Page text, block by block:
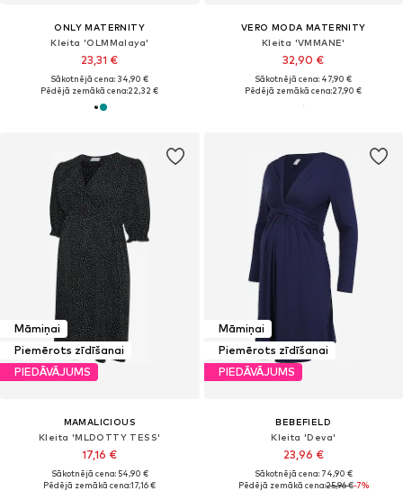
ONLY MATERNITY
Kleita 'OLMMalaya'
23,31 €
Sākotnējā cena: 34,90 €
Pēdējā zemākā cena:22,32 €
VERO MODA MATERNITY
Kleita 'VMMANE'
32,90 €
Sākotnējā cena: 47,90 €
Pēdējā zemākā cena:27,90 €
Māmiņai
Piemērots zīdīšanai
PIEDĀVĀJUMS
MAMALICIOUS
Kleita 'MLDOTTY TESS'
17,16 €
Sākotnējā cena: 54,90 €
Pēdējā zemākā cena:17,16 €
Māmiņai
Piemērots zīdīšanai
PIEDĀVĀJUMS
BEBEFIELD
Kleita 'Deva'
23,96 €
Sākotnējā cena: 74,90 €
Pēdējā zemākā cena:25,96 €-7%